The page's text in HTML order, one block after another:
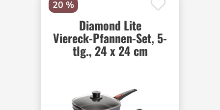
20 %
Diamond Lite
Viereck-Pfannen-Set, 5-
tlg., 24 x 24 cm